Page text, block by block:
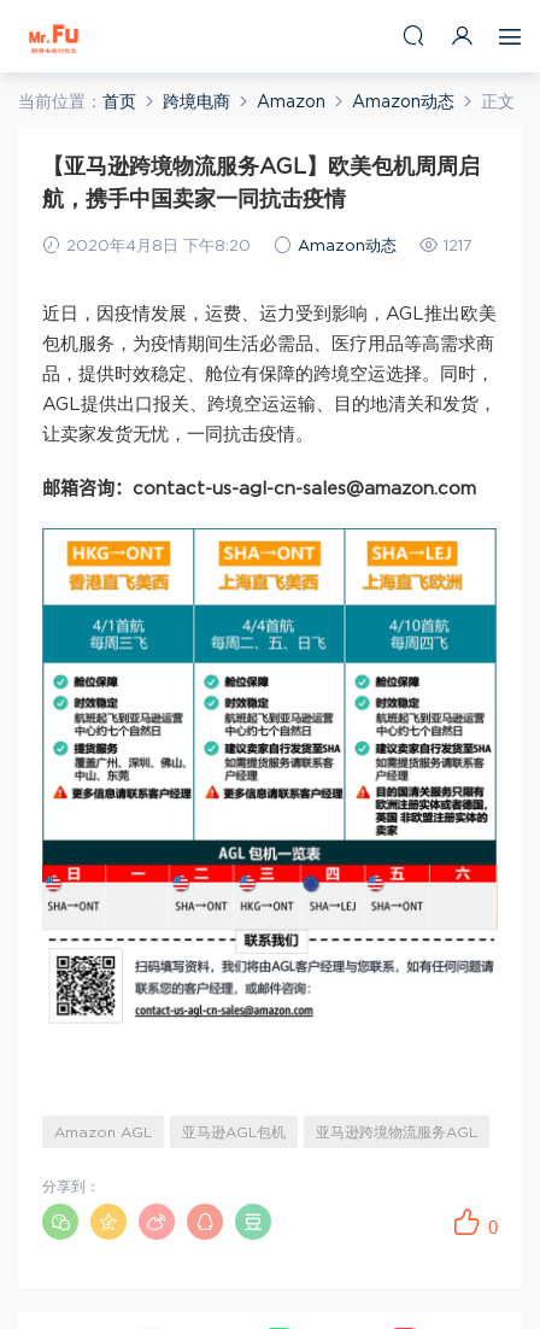
当前位置： 首页 跨境电商 Amazon Amazon动态 正文
【亚马逊跨境物流服务AGL】欧美包机周周启
航，携手中国卖家一同抗击疫情
2020年4月8日 下午8:20 Amazon动态 1217
近日，因疫情发展，运费、运力受到影响，AGL推出欧美
包机服务，为疫情期间生活必需品、医疗用品等高需求商
品，提供时效稳定、舱位有保障的跨境空运选择。同时，
AGL提供出口报关、跨境空运运输、目的地清关和发货，
让卖家发货无忧，一同抗击疫情。
邮箱咨询： contact-us-agl-cn-sales@amazon.com
Amazon AGL 亚马逊AGL包机 亚马逊跨境物流服务AGL
0
分享到：